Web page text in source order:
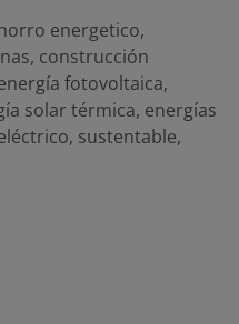
energetico,
, construcción
fotovoltaica,
solar térmica, energías
, sustentable,